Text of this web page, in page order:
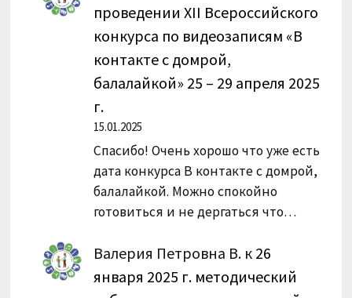
проведении XII Всероссийского
конкурса по видеозаписям «В
контакте с домрой,
балалайкой» 25 – 29 апреля 2025
г.
15.01.2025
Спасибо! Очень хорошо что уже есть
дата конкурса В контакте с домрой,
балалайкой. Можно спокойно
готовиться и не дергаться что…
Валерия Петровна В. к 26
января 2025 г. методический